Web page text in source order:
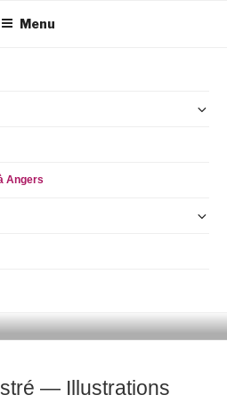
Menu
Angers
— Illustrations